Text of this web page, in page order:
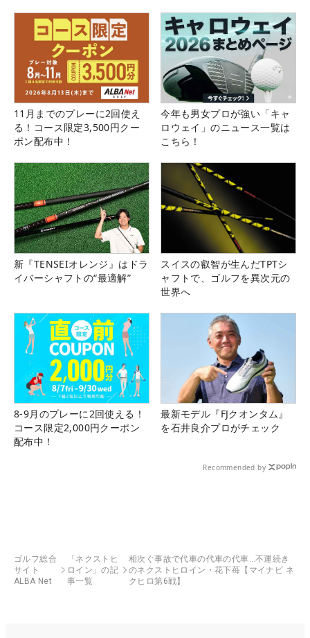
11月までのプレーに2回使え
る！コース限定3,500円クー
ポン配布中！
今年も男女プロが強い「キャ
ロウェイ」のニュース一覧は
こちら！
新『TENSEIオレンジ』はドラ
イバーシャフトの“最適解”
スイスの叡智が生んだTPTシ
ャフトで、ゴルフを異次元の
世界へ
8-9月のプレーに2回使える！
コース限定2,000円クーポン
配布中！
最新モデル『FJクオンタム』
を石井良介プロがチェック
Recommended by
ゴルフ総合
サイト
ALBA Net
「ネクストヒ
ロイン」の記
事一覧
相次ぐ事故で代車の代車の代車…不運続き
のネクストヒロイン・花下苺【マイナビ ネ
クヒロ第6戦】